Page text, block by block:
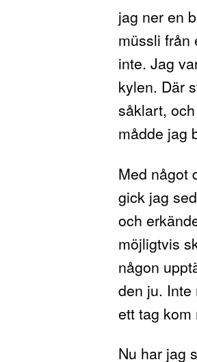
jag ner en
müssli från
inte. Jag
kylen. Där
såklart,
mådde jag
Med något
gick jag
och
möjligtvis
någon
den ju.
ett tag
Nu har jag